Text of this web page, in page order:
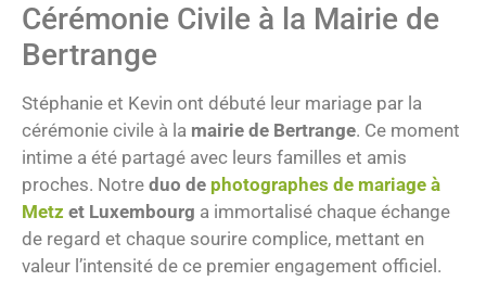
Cérémonie Civile à la Mairie de
Bertrange
Stéphanie et Kevin ont débuté leur mariage par la
cérémonie civile à la mairie de Bertrange. Ce moment
intime a été partagé avec leurs familles et amis
proches. Notre duo de photographes de mariage à
Metz et Luxembourg a immortalisé chaque échange
de regard et chaque sourire complice, mettant en
valeur l’intensité de ce premier engagement officiel.